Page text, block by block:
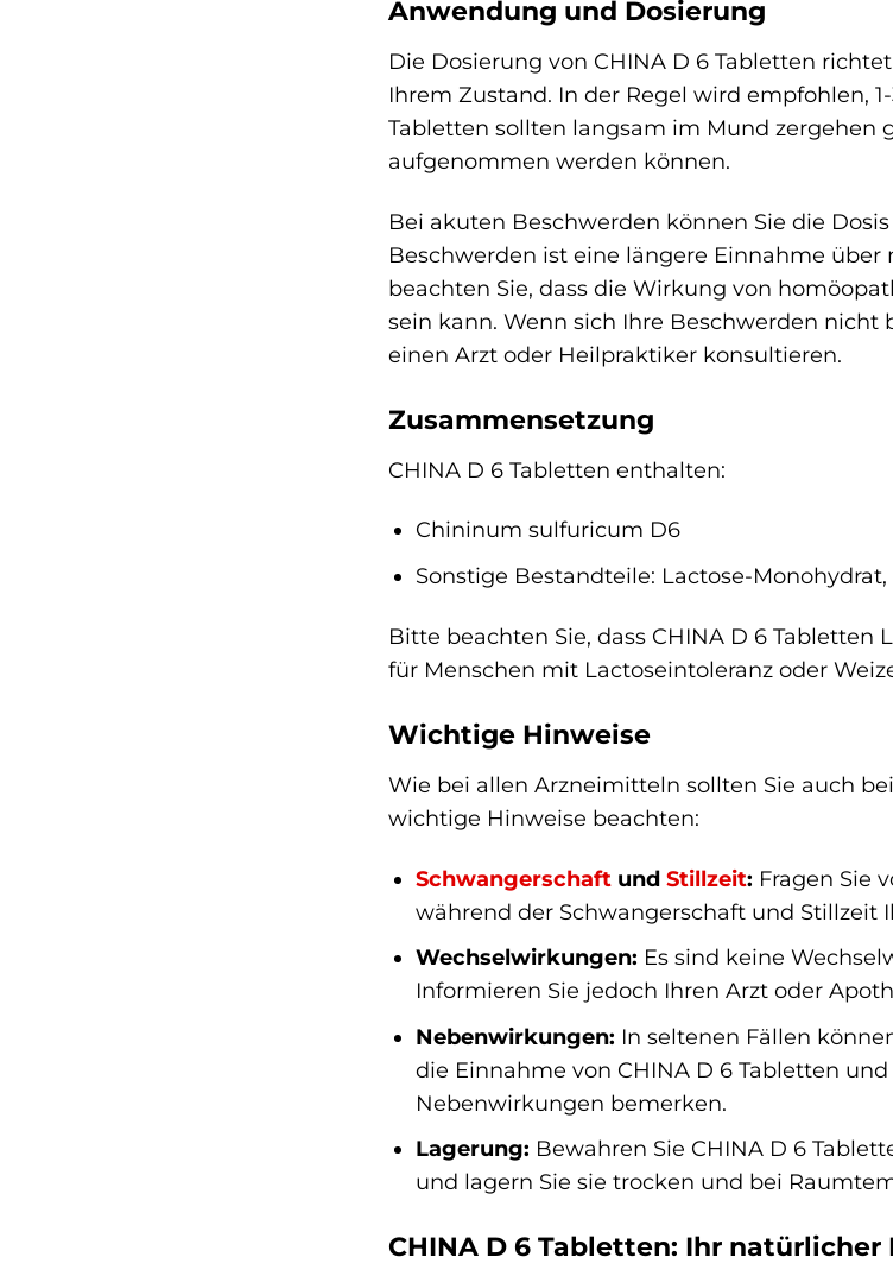
Anwendung und Dosierung
Die Dosierung von CHINA D 6 Tabletten
Ihrem Zustand. In der Regel wird empfohlen,
Tabletten sollten langsam im Mund zergehen
aufgenommen werden können.
Bei akuten Beschwerden können Sie die
Beschwerden ist eine längere Einnahme
beachten Sie, dass die Wirkung von
sein kann. Wenn sich Ihre Beschwerden nicht
einen Arzt oder Heilpraktiker konsultieren.
Zusammensetzung
CHINA D 6 Tabletten enthalten:
Chininum sulfuricum D6
Sonstige Bestandteile: Lactose-
Bitte beachten Sie, dass CHINA D 6
für Menschen mit Lactoseintoleranz oder
Wichtige Hinweise
Wie bei allen Arzneimitteln sollten Sie auch
wichtige Hinweise beachten:
Schwangerschaftund Stillzeit: Fragen Sie
während der Schwangerschaft und Stillzeit
Wechselwirkungen: Es sind keine
Informieren Sie jedoch Ihren Arzt oder
Nebenwirkungen: In seltenen Fällen
die Einnahme von CHINA D 6 Tabletten
Nebenwirkungen bemerken.
Lagerung: Bewahren Sie CHINA D 6
und lagern Sie sie trocken und bei
CHINA D 6 Tabletten: Ihr